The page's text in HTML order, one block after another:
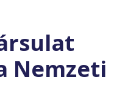
Nemzeti